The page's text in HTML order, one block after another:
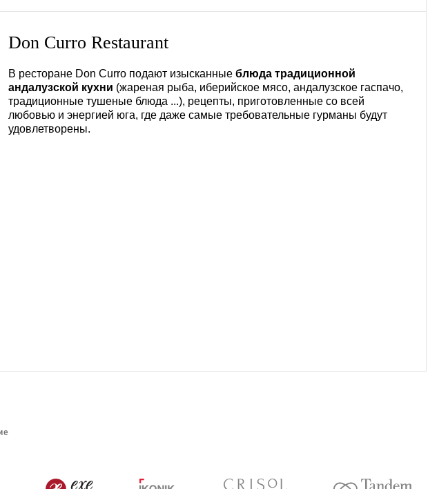
Don Curro Restaurant
В ресторане Don Curro подают изысканные блюда традиционной
андалузской кухни (жареная рыба, иберийское мясо, андалузское гаспачо,
традиционные тушеные блюда ...), рецепты, приготовленные со всей
любовью и энергией юга, где даже самые требовательные гурманы будут
удовлетворены.